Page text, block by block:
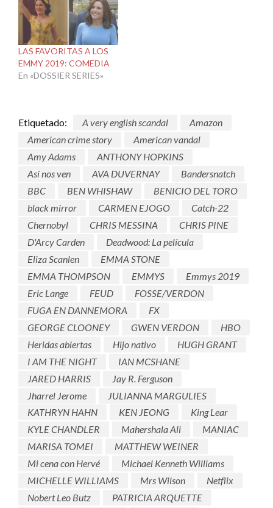
LAS FAVORITAS A LOS
EMMY 2019: COMEDIA
En «DOSSIER SERIES»
Etiquetado: A very english scandal
Amazon
American crime story
American vandal
Amy Adams
ANTHONY HOPKINS
Así nos ven
AVA DUVERNAY
Bandersnatch
BBC
BEN WHISHAW
BENICIO DEL TORO
black mirror
CARMEN EJOGO
Catch-22
Chernobyl
CHRIS MESSINA
CHRIS PINE
D'Arcy Carden
Deadwood: La película
Eliza Scanlen
EMMA STONE
EMMA THOMPSON
EMMYS
Emmys 2019
Eric Lange
FEUD
FOSSE/VERDON
FUGA EN DANNEMORA
FX
GEORGE CLOONEY
GWEN VERDON
HBO
Heridas abiertas
Hijo nativo
HUGH GRANT
I AM THE NIGHT
IAN MCSHANE
JARED HARRIS
Jay R. Ferguson
Jharrel Jerome
JULIANNA MARGULIES
KATHRYN HAHN
KEN JEONG
King Lear
KYLE CHANDLER
Mahershala Ali
MANIAC
MARISA TOMEI
MATTHEW WEINER
Mi cena con Hervé
Michael Kenneth Williams
MICHELLE WILLIAMS
Mrs Wilson
Netflix
Nobert Leo Butz
PATRICIA ARQUETTE